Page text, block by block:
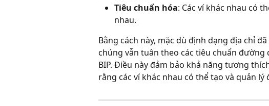
Tiêu chuẩn hóa: Các ví khác nhau có
nhau.
Bằng cách này, mặc dù định dạng địa chỉ
chúng vẫn tuân theo các tiêu chuẩn
BIP. Điều này đảm bảo khả năng tương
rằng các ví khác nhau có thể tạo và quản lý